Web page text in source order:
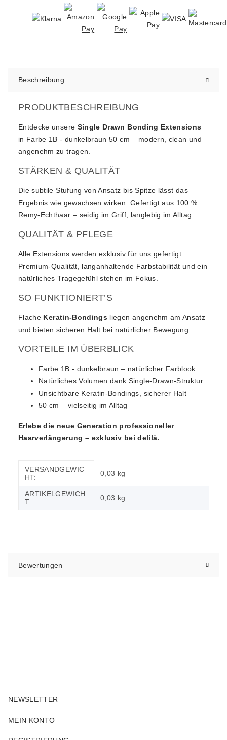
Beschreibung
PRODUKTBESCHREIBUNG
Entdecke unsere Single Drawn Bonding Extensions
in Farbe 1B - dunkelbraun 50 cm – modern, clean und
angenehm zu tragen.
STÄRKEN & QUALITÄT
Die subtile Stufung von Ansatz bis Spitze lässt das
Ergebnis wie gewachsen wirken. Gefertigt aus 100 %
Remy-Echthaar – seidig im Griff, langlebig im Alltag.
QUALITÄT & PFLEGE
Alle Extensions werden exklusiv für uns gefertigt:
Premium-Qualität, langanhaltende Farbstabilität und ein
natürliches Tragegefühl stehen im Fokus.
SO FUNKTIONIERT’S
Flache Keratin-Bondings liegen angenehm am Ansatz
und bieten sicheren Halt bei natürlicher Bewegung.
VORTEILE IM ÜBERBLICK
Farbe 1B - dunkelbraun – natürlicher Farblook
Natürliches Volumen dank Single-Drawn-Struktur
Unsichtbare Keratin-Bondings, sicherer Halt
50 cm – vielseitig im Alltag
Erlebe die neue Generation professioneller
Haarverlängerung – exklusiv bei delilà.
Produkteigenschaft
Wert
VERSANDGEWIC
HT:
0,03 kg
ARTIKELGEWICH
T:
0,03 kg
Bewertungen
MEIN KONTO
NEWSLETTER